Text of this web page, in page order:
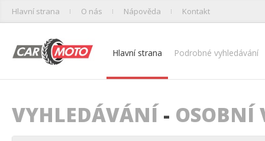
Hlavní strana O nás Nápověda Kontakt
Hlavní strana Podrobné vyhledávání
VYHLEDÁVÁNÍ - OSOBNÍ